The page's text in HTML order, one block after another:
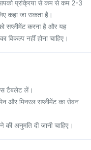
प्रक्रिया से कम से कम 2-3
कहा जा सकता है।
सप्लीमेंट करना है और यह
नहीं होना चाहिए।
टैबलेट लें।
और मिनरल सप्लीमेंट का सेवन
अनुमति दी जानी चाहिए।